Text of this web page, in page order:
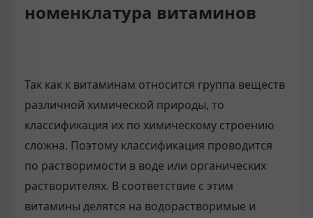
номенклатура витаминов
Так как к витаминам относится группа веществ
различной химической природы, то
классификация их по химическому строению
сложна. Поэтому классификация проводится
по растворимости в воде или органических
растворителях. В соответствие с этим
витамины делятся на водорастворимые и